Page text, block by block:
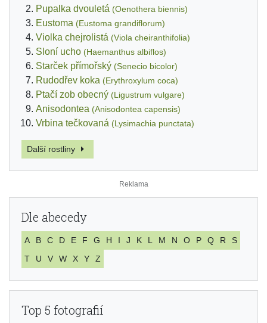
Pupalka dvouletá (Oenothera biennis)
Eustoma (Eustoma grandiflorum)
Violka chejrolistá (Viola cheiranthifolia)
Sloní ucho (Haemanthus albiflos)
Starček přímořský (Senecio bicolor)
Rudodřev koka (Erythroxylum coca)
Ptačí zob obecný (Ligustrum vulgare)
Anisodontea (Anisodontea capensis)
Vrbina tečkovaná (Lysimachia punctata)
Další rostliny
Dle abecedy
A B C D E F G H I J K L M N O P Q R
S
T
U V W X Y Z
Top 5 fotografií